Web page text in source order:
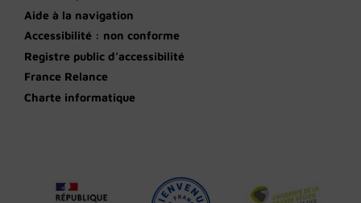
Aide à la navigation
Accessibilité : non conforme
Registre public d’accessibilité
France Relance
Charte informatique